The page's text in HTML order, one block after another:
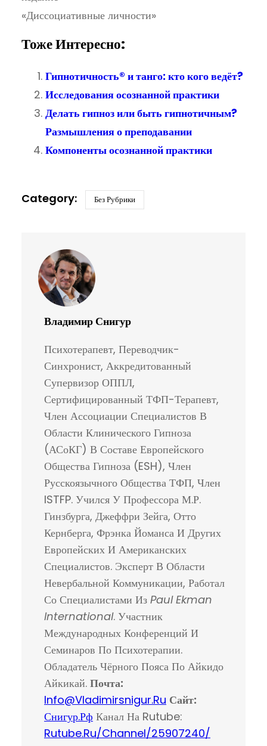
«Диссоциативные личности»
Тоже Интересно:
Гипнотичность® и танго: кто кого ведёт?
Исследования осознанной практики
Делать гипноз или быть гипнотичным?
Размышления о преподавании
Компоненты осознанной практики
Без Рубрики
Владимир Снигур
Психотерапевт, Переводчик-
Синхронист, Аккредитованный
Супервизор ОППЛ,
Сертифицированный ТФП-Терапевт,
Член Ассоциации Специалистов В
Области Клинического Гипноза
(АСоКГ) В Составе Европейского
Общества Гипноза (ESH), Член
Русскоязычного Общества ТФП, Член
ISTFP. Учился У Профессора М.Р.
Гинзбурга, Джеффри Зейга, Отто
Кернберга, Фрэнка Йоманса И Других
Европейских И Американских
Специалистов. Эксперт В Области
Невербальной Коммуникации, Работал
Со Специалистами Из Paul Ekman
International. Участник
Международных Конференций И
Семинаров По Психотерапии.
Обладатель Чёрного Пояса По Айкидо
Айкикай. Почта:
Info@vladimirsnigur.ru Сайт:
Снигур.рф Канал На Rutube:
Rutube.ru/channel/25907240/